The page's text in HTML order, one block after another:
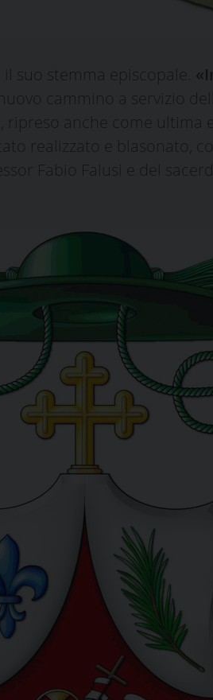
suo stemma episcopale.
cammino a servizio
anche come ultima
realizzato e blasonato,
Fabio Falusi e del